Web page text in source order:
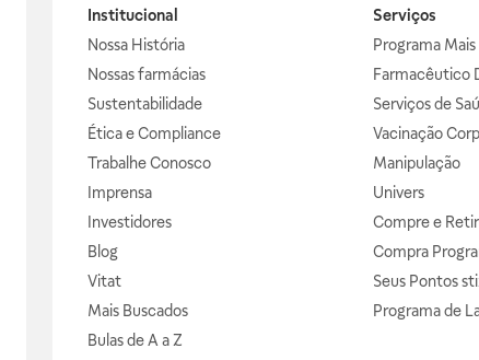
Institucional
Nossa História
Nossas farmácias
Sustentabilidade
Ética e Compliance
Trabalhe Conosco
Imprensa
Investidores
Blog
Vitat
Mais Buscados
Bulas de A a Z
Serviços
Programa Mais
Farmacêutico
Serviços de
Vacinação
Manipulação
Univers
Compre e
Compra
Seus Pontos
Programa de